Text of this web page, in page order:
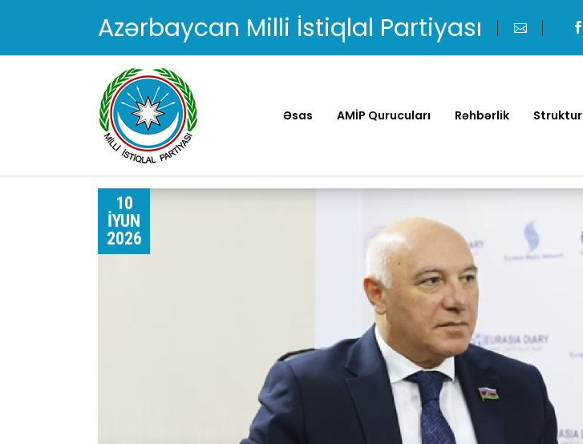
Azərbaycan Milli İstiqlal Partiyası
Əsas AMİP Qurucuları Rəhbərlik Struktur
10
İYUN
2026